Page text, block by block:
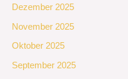
Dezember 2025
November 2025
Oktober 2025
September 2025